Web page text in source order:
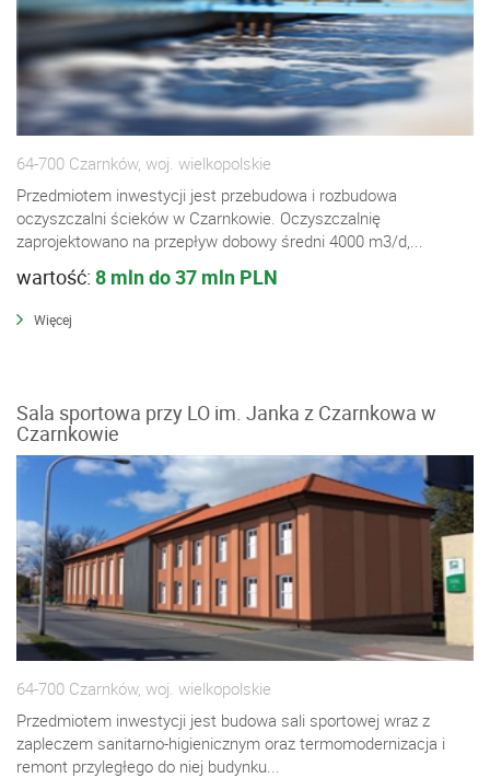
64-700 Czarnków, woj. wielkopolskie
Przedmiotem inwestycji jest przebudowa i rozbudowa
oczyszczalni ścieków w Czarnkowie. Oczyszczalnię
zaprojektowano na przepływ dobowy średni 4000 m3/d,...
wartość: 8 mln do 37 mln PLN
Więcej
Sala sportowa przy LO im. Janka z Czarnkowa w
Czarnkowie
64-700 Czarnków, woj. wielkopolskie
Przedmiotem inwestycji jest budowa sali sportowej wraz z
zapleczem sanitarno-higienicznym oraz termomodernizacja i
remont przyległego do niej budynku...